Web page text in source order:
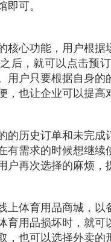
即可。
核心功能，用户根据
后，就可以点击预
用户只要根据自身
，也让企业可以提
的历史订单和未完
有需求的时候想继
户再次选择的麻烦，
上体育用品商城，
育用品损坏时，就
，也可以选择外卖